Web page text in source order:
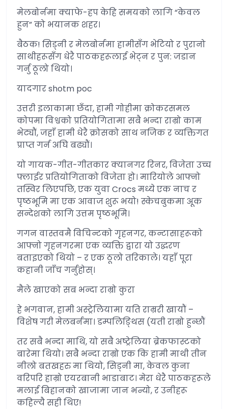
मेलबोर्नमा क्याफे-हप केहि समयको लागि “केवल
हुन” को भयानक शहर।
बैठक! सिड्नी र मेलबोर्नमा हामीसँग भेटियो र पुरानो
साथीहरूसँग धेरै पाठकहरूलाई भेट्न र पुन: जडान
गर्नु ठूलो थियो।
यादगार shotm poc
उत्तरी इलाकामा छँदा, हामी गोहीमा क्रोकरसमल
कोपमा विश्वको प्रतियोगितामा सबै भन्दा राम्रो काम
भेट्यौं, जहाँ हामी धेरै क्रोसको साथ नजिक र व्यक्तिगत
प्राप्त गर्न अघि बढ्यौं।
यो गायक-गीत-गीतकार क्यानगर रिनर, विजेता उच्च
फ्लाईर प्रतियोगिताको विजेता हो। मारियोले आफ्नो
तस्विर लिएपछि, एक युवा Crocs मध्ये एक नाच र
पृष्ठभूमि मा एक आवाज शुरू भयो! स्केचबुकमा अूक
सन्देशको लागि उत्तम पृष्ठभूमि।
गगन वास्तवमै विचिन्टको गृहनगर, कन्टासाहरूको
आफ्नो गृहनगरमा एक व्यक्ति द्वारा यो उद्धरण
बताइएको थियो – र एक ठूलो तरिकाले। यहाँ पूरा
कहानी जाँच गर्नुहोस्।
मैले खाएको सब भन्दा राम्रो कुरा
हे भगवान, हामी अस्ट्रेलियामा यति राम्ररी खायौं –
विशेष गरी मेलबर्नमा। डम्पलिङ्थिस (यती राम्रो हुन्छौं
तर सबै भन्दा माथि, यो सबै अष्ट्रेलिया ब्रेकफास्टको
बारेमा थियो। सबै भन्दा राम्रो एक कि हामी माथी तीन
नीलो बतखहरु मा थियो, सिड्नी मा, केवल कुना
वरिपरि हाम्रो एयरबानी भाडाबाट। मेरा धेरै पाठकहरूले
मलाई बिहानको खाजामा जान भन्यो, र उनीहरू
कहिल्यै सही थिए!